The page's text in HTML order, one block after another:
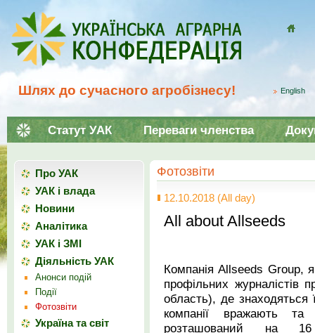
Шлях до сучасного агробізнесу! English
Статут УАК Переваги членства
Фотозвіти
12.10.2018 (All day)
All about Allseeds
Компанія Allseeds Group,
профільних
область), де знаходяться
компанії вражають
розташований на
Про УАК
УАК і влада
Новини
Аналітика
УАК і ЗМІ
Діяльність УАК
Анонси подій
Події
Фотозвіти
Україна та світ